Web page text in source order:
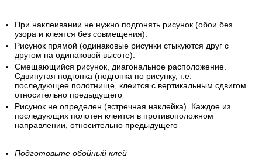
При наклеивании не нужно подгонять рисунок (обои без
узора и клеятся без совмещения).
Рисунок прямой (одинаковые рисунки стыкуются друг с
другом на одинаковой высоте).
Смещающийся рисунок, диагональное расположение.
Сдвинутая подгонка (подгонка по рисунку, т.е.
последующее полотнище, клеится с вертикальным сдвигом
относительно предыдущего
Рисунок не определен (встречная наклейка). Каждое из
последующих полотен клеится в противоположном
направлении, относительно предыдущего
Подготовьте обойный клей